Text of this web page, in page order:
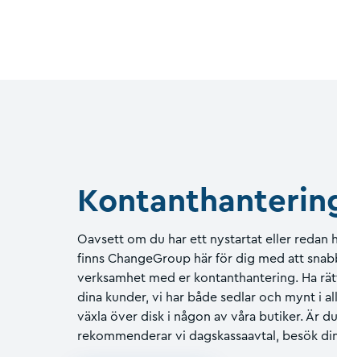
Oavsett om du har ett nystartat eller redan
finns ChangeGroup här för dig med att
verksamhet med er kontanthantering. Ha
dina kunder, vi har både sedlar och mynt i
växla över disk i någon av våra butiker. Är
rekommenderar vi dagskassaavtal, besök